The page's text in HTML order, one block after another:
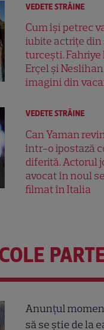
VEDETE STRĂINE
Cum își petrec
iubite actrițe
turcești. Fahriye
Erçel și
imagini din
VEDETE STRĂINE
Can Yaman
într-o ipostază
diferită. Actorul
avocat în noul
filmat în Italia
Anunțul
să se știe de la